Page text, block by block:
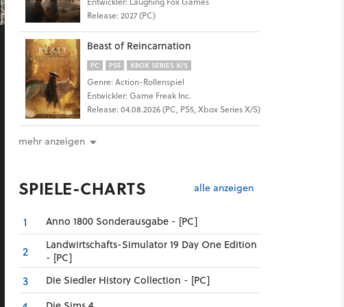
Release: 2027 (PC)
Beast of Reincarnation
PC PS5 XBOX SERIES X/S
Genre: Action-Rollenspiel
Entwickler: Game Freak Inc.
Release: 04.08.2026 (PC, PS5, Xbox Series X/S)
mehr anzeigen
SPIELE-CHARTS alle anzeigen
1 Anno 1800 Sonderausgabe - [PC]
2
Landwirtschafts-Simulator 19 Day One Edition
- [PC]
3 Die Siedler History Collection - [PC]